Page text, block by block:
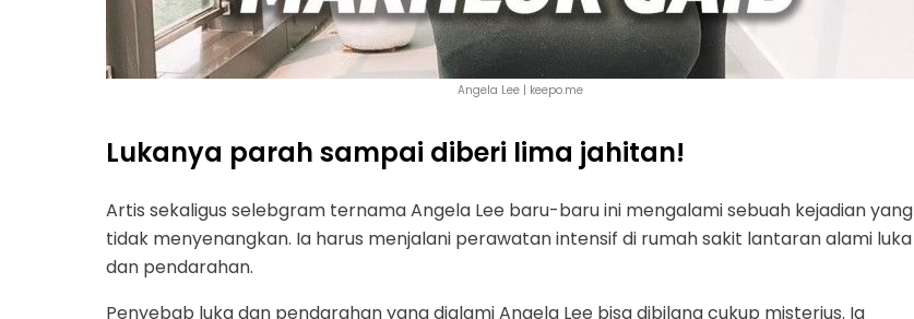
Angela Lee | keepo.me
Lukanya parah sampai diberi lima jahitan!
Artis sekaligus selebgram ternama Angela Lee baru-baru ini mengalami sebuah kejadian yang
tidak menyenangkan. Ia harus menjalani perawatan intensif di rumah sakit lantaran alami luka
dan pendarahan.
Penyebab luka dan pendarahan yang dialami Angela Lee bisa dibilang cukup misterius. Ia